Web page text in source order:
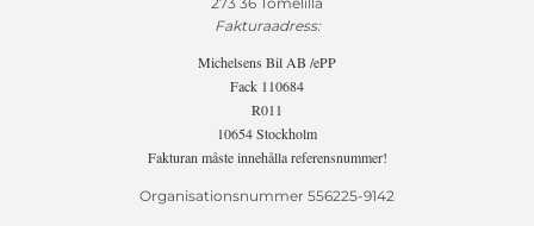
Fakturaadress:
Michelsens Bil AB /ePP
Fack 110684
R011
10654 Stockholm
Fakturan måste innehålla referensnummer!
Organisationsnummer 556225-9142